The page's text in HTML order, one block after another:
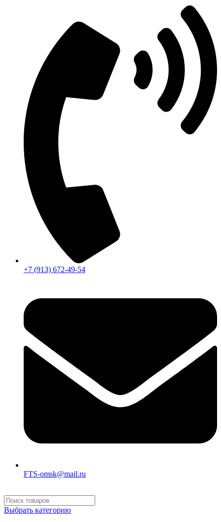
+7 (913) 672-49-54
FTS-omsk@mail.ru
Выбрать категорию